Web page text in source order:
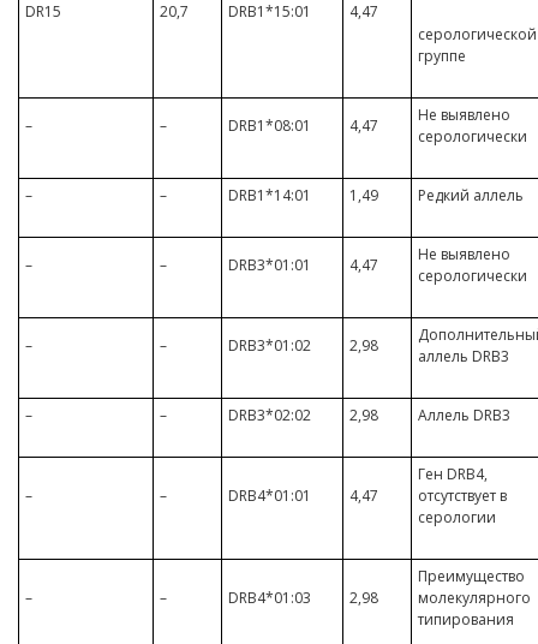
DR15 20,7 DRB1*15:01 4,47
серологической
группе
– – DRB1*08:01 4,47
Не выявлено
серологически
– – DRB1*14:01 1,49 Редкий аллель
– – DRB3*01:01 4,47
Не выявлено
серологически
– – DRB3*01:02 2,98
аллель DRB3
– – DRB3*02:02 2,98 Аллель DRB3
– – DRB4*01:01 4,47
Ген DRB4,
отсутствует в
серологии
– – DRB4*01:03 2,98
Преимущество
молекулярного
типирования